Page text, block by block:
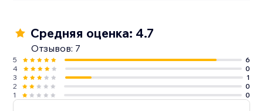
Средняя оценка: 4.7
Отзывов: 7
5
6
4
0
3
1
2
0
1
0